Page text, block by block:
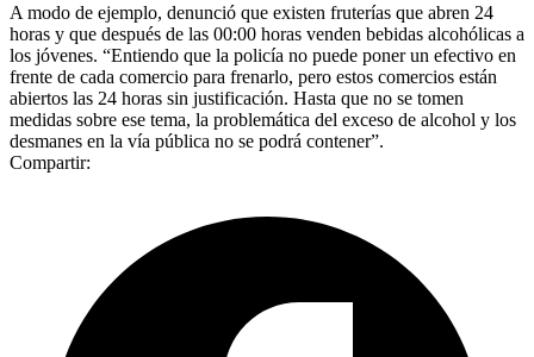
A modo de ejemplo, denunció que existen fruterías que abren 24
horas y que después de las 00:00 horas venden bebidas alcohólicas a
los jóvenes. “Entiendo que la policía no puede poner un efectivo en
frente de cada comercio para frenarlo, pero estos comercios están
abiertos las 24 horas sin justificación. Hasta que no se tomen
medidas sobre ese tema, la problemática del exceso de alcohol y los
desmanes en la vía pública no se podrá contener”.
Compartir: